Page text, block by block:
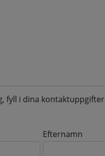
fyll i dina kontaktuppgifter
Efternamn